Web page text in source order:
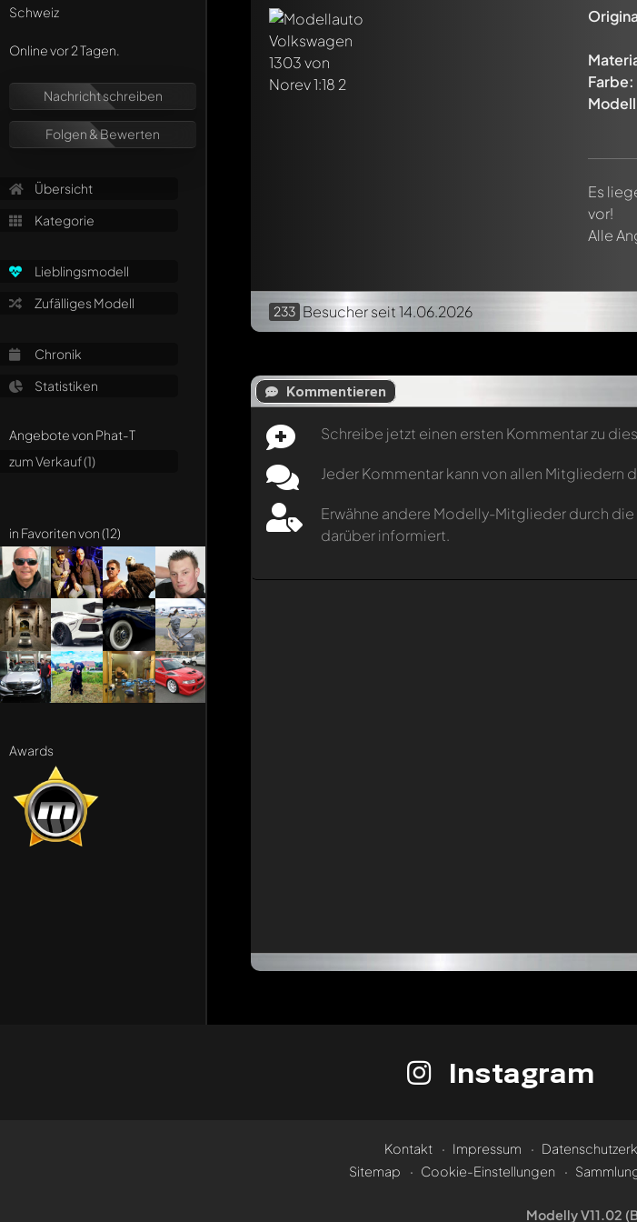
Schweiz
Online vor 2 Tagen.
Nachricht schreiben
Folgen & Bewerten
Übersicht
Kategorie
Lieblingsmodell
Zufälliges Modell
Chronik
Statistiken
Angebote von Phat-T
zum Verkauf (1)
in Favoriten von (12)
Awards
Farbe:
Es
vor!
Alle
233 Besucherseit 14.06.2026
Kommentieren
Schreibe jetzt einen ersten Kommentar zu
Jeder Kommentar kann von allen Mitgliedern
Erwähne andere Modelly-Mitglieder durch
darüber informiert.
Instagram
Kontakt Impressum
Sitemap
Cookie-Einstellungen
Modelly V11.02